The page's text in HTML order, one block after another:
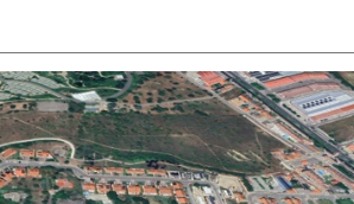
aplicación
externa.
aplicación
externa.